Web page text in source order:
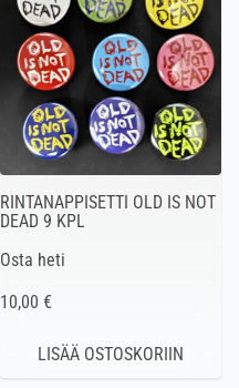
RINTANAPPISETTI OLD IS NOT
DEAD 9 KPL
Osta heti
10,00 €